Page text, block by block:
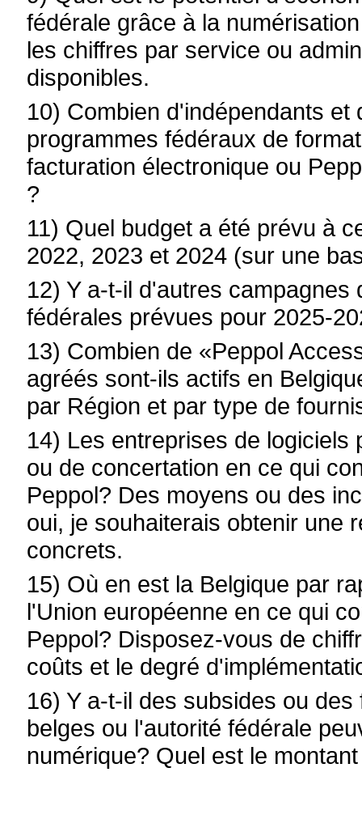
fédérale grâce à la
les chiffres par service ou
disponibles.
10) Combien d'indépendants
programmes fédéraux de
facturation électronique ou
?
11) Quel budget a été prévu à
2022, 2023 et 2024 (sur une
12) Y a-t-il d'autres
fédérales prévues pour 2025-
13) Combien de «Peppol
agréés sont-ils actifs en
par Région et par type de
14) Les entreprises de
ou de concertation en ce qui
Peppol? Des moyens ou des
oui, je souhaiterais obtenir une
concrets.
15) Où en est la Belgique par
l'Union européenne en ce qui
Peppol? Disposez-vous de
coûts et le degré
16) Y a-t-il des subsides ou
belges ou l'autorité fédérale
numérique? Quel est le